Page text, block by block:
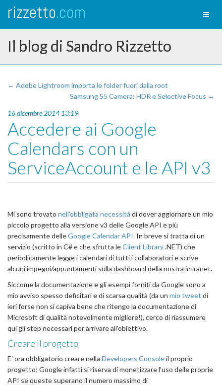
rizzetto.com
Il blog di Sandro Rizzetto
← Adobe Lightroom importa le folder fuori dalla root
Samsung S5 Camera: HDR e Selective Focus →
16 dicembre 2014 13:19
Accedere ai Google
Calendars con un
ServiceAccount e le API v3
Mi sono trovato nell'obbligata necessità di dover aggiornare un mio
piccolo progetto alla versione v3 delle Google API e più
precisamente delleGoogle Calendar API. In breve si tratta di un
servizio (scritto in C# e che sfrutta leClient Library.NET) che
periodicamente legge i calendari di tutti i collaboratori e scrive
alcuni impegni/appuntamenti sulla dashboard della nostra intranet.
Siccome la documentazione e gli esempi forniti da Google sono a
mio avviso spesso deficitari e di scarsa qualità (da un mio tweet di
ieri forse non si capiva bene che ritengo la documentazione di
Microsoft di qualità notevolmente migliore!), cerco di riassumere
qui gli step necessari per arrivare all'obiettivo.
Creare il progetto
E' ora obbligatorio creare nella Developers Consoleil proprio
progetto; Google infatti si riserva di monetizzare l'uso delle proprie
API se queste superano il numero massimo di